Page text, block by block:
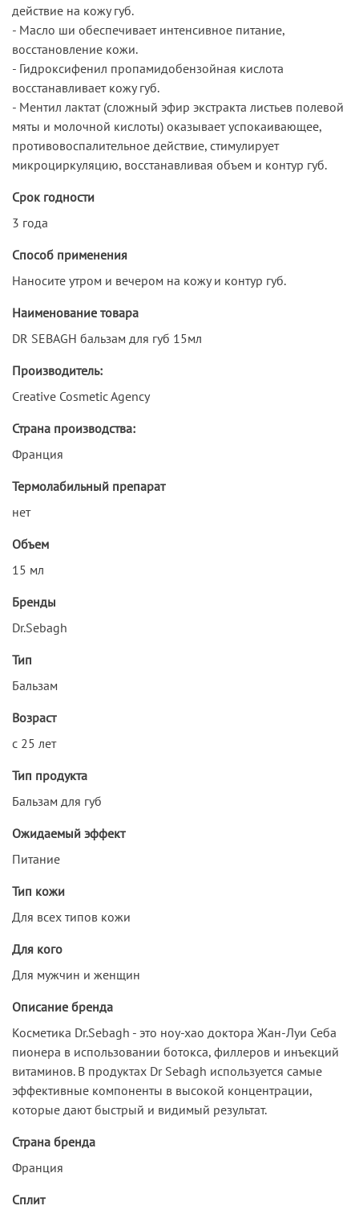
действие на кожу губ.
- Масло ши обеспечивает интенсивное питание,
восстановление кожи.
- Гидроксифенил пропамидобензойная кислота
восстанавливает кожу губ.
- Ментил лактат (сложный эфир экстракта листьев полевой
мяты и молочной кислоты) оказывает успокаивающее,
противовоспалительное действие, стимулирует
микроциркуляцию, восстанавливая объем и контур губ.
Срок годности
3 года
Способ применения
Наносите утром и вечером на кожу и контур губ.
Наименование товара
DR SEBAGH бальзам для губ 15мл
Производитель:
Creative Cosmetic Agency
Страна производства:
Франция
Термолабильный препарат
нет
Объем
15 мл
Бренды
Dr.Sebagh
Тип
Бальзам
Возраст
с 25 лет
Тип продукта
Бальзам для губ
Ожидаемый эффект
Питание
Тип кожи
Для всех типов кожи
Для кого
Для мужчин и женщин
Описание бренда
Косметика Dr.Sebagh - это ноу-хао доктора Жан-Луи Себа
пионера в использовании ботокса, филлеров и инъекций
витаминов. В продуктах Dr Sebagh используется самые
эффективные компоненты в высокой концентрации,
которые дают быстрый и видимый результат.
Страна бренда
Франция
Сплит